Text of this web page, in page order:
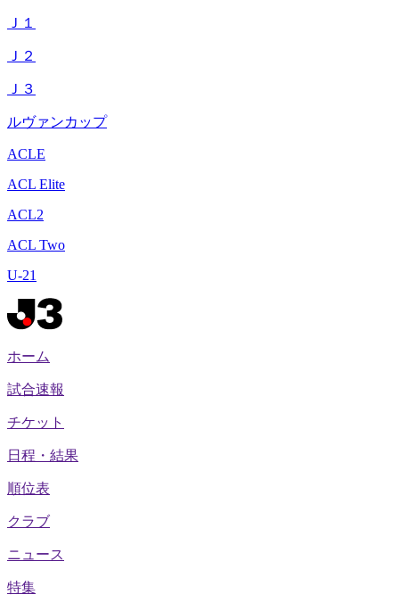
Ｊ１
Ｊ２
Ｊ３
ルヴァンカップ
ACLE
ACL Elite
ACL2
ACL Two
U-21
ホーム
試合速報
チケット
日程・結果
順位表
クラブ
ニュース
特集